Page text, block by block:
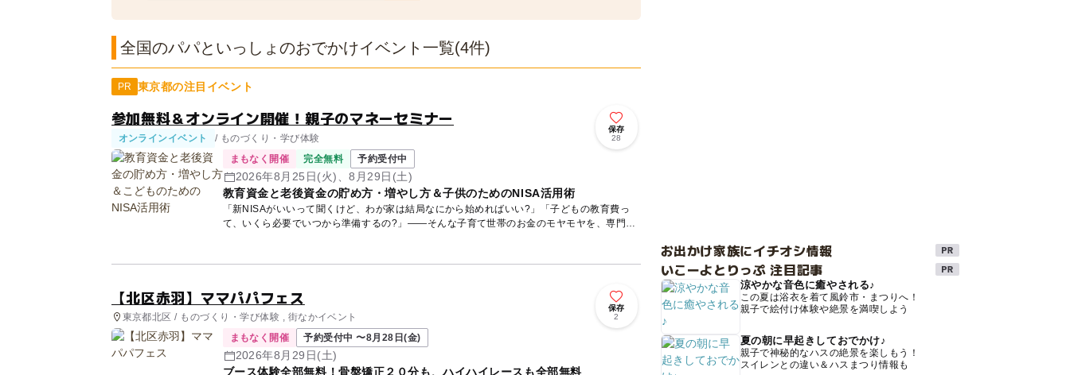
全国のパパといっしょのおでかけイベント一覧(4件)
PR 東京都の注目イベント
参加無料＆オンライン開催！親子のマネーセミナー
オンラインイベント / ものづくり・学び体験
保存
28
まもなく開催 完全無料 予約受付中
2026年8月25日(火)、8月29日(土)
教育資金と老後資金の貯め方・増やし方＆子供のためのNISA活用術
「新NISAがいいって聞くけど、わが家は結局なにから始めればいい?」「子どもの教育費っ
て、いくら必要でいつから準備するの?」——そんな子育て世帯のお金のモヤモヤを、専門の
【北区赤羽】ママパパフェス
東京都北区 / ものづくり・学び体験 , 街なかイベント
保存
2
まもなく開催 予約受付中 〜8月28日(金)
2026年8月29日(土)
ブース体験全部無料！骨盤矯正２０分も、ハイハイレースも全部無料
お出かけ家族にイチオシ情報
いこーよとりっぷ 注目記事
涼やかな音色に癒やされる♪
この夏は浴衣を着て風鈴市・まつりへ！
親子で絵付け体験や絶景を満喫しよう
夏の朝に早起きしておでかけ♪
親子で神秘的なハスの絶景を楽しもう！
スイレンとの違い＆ハスまつり情報も